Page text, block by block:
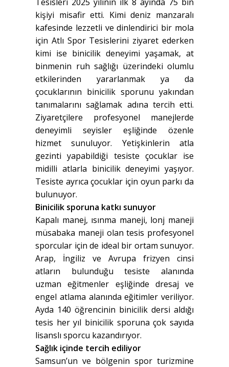
kişiyi misafir etti. Kimi deniz manzaralı
kafesinde lezzetli ve dinlendirici bir mola
için Atlı Spor Tesislerini ziyaret ederken
kimi ise binicilik deneyimi yaşamak, at
binmenin ruh sağlığı üzerindeki olumlu
etkilerinden yararlanmak ya da
çocuklarının binicilik sporunu yakından
tanımalarını sağlamak adına tercih etti.
Ziyaretçilere profesyonel manejlerde
deneyimli seyisler eşliğinde özenle
hizmet sunuluyor. Yetişkinlerin atla
gezinti yapabildiği tesiste çocuklar ise
midilli atlarla binicilik deneyimi yaşıyor.
Tesiste ayrıca çocuklar için oyun parkı da
bulunuyor.
Binicilik sporuna katkı sunuyor
Kapalı manej, ısınma maneji, lonj maneji
müsabaka maneji olan tesis profesyonel
sporcular için de ideal bir ortam sunuyor.
Arap, İngiliz ve Avrupa frizyen cinsi
atların bulunduğu tesiste alanında
uzman eğitmenler eşliğinde dresaj ve
engel atlama alanında eğitimler veriliyor.
Ayda 140 öğrencinin binicilik dersi aldığı
tesis her yıl binicilik sporuna çok sayıda
lisanslı sporcu kazandırıyor.
Sağlık içinde tercih ediliyor
Samsun’un ve bölgenin spor turizmine